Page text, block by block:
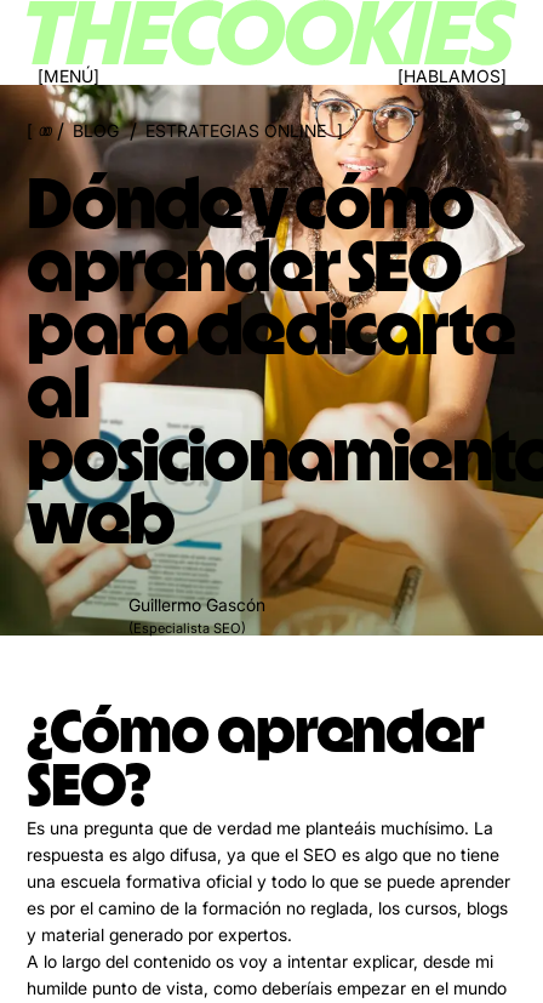
MENÚ HABLAMOS
000 / BLOG / ESTRATEGIAS ONLINE
Dónde y cómo
aprender SEO
para dedicarte
al
web
Guillermo Gascón
(Especialista SEO)
¿Cómo aprender
SEO?
Es una pregunta que de verdad me planteáis muchísimo. La
respuesta es algo difusa, ya que el SEO es algo que no tiene
una escuela formativa oficial y todo lo que se puede aprender
es por el camino de la formación no reglada, los cursos, blogs
y material generado por expertos.
A lo largo del contenido os voy a intentar explicar, desde mi
humilde punto de vista, como deberíais empezar en el mundo